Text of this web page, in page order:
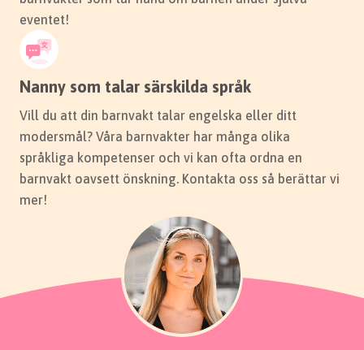
Barnpassning i Helsingborg
Bor du i Helsingborg kan vi matcha dig med en
trygg och rolig barnvakt både centralt och i
områden som Råå och Laröd.
Hitta barnvakt i Helsingborg
eventet!
Nanny som talar särskilda språk
Vill du att din barnvakt talar engelska eller ditt
modersmål? Våra barnvakter har många olika
språkliga kompetenser och vi kan ofta ordna en
barnvakt oavsett önskning. Kontakta oss så berättar vi
mer!